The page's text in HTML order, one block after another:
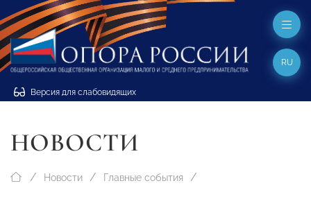
Версия для слабовидящих
RU
НОВОСТИ
Новости Главные события